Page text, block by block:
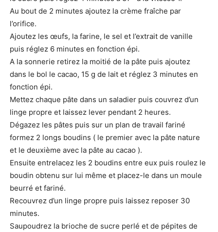
Au bout de 2 minutes ajoutez la crème fraîche par
l’orifice.
Ajoutez les œufs, la farine, le sel et l’extrait de vanille
puis réglez 6 minutes en fonction épi.
A la sonnerie retirez la moitié de la pâte puis ajoutez
dans le bol le cacao, 15 g de lait et réglez 3 minutes en
fonction épi.
Mettez chaque pâte dans un saladier puis couvrez d’un
linge propre et laissez lever pendant 2 heures.
Dégazez les pâtes puis sur un plan de travail fariné
formez 2 longs boudins ( le premier avec la pâte nature
et le deuxième avec la pâte au cacao ).
Ensuite entrelacez les 2 boudins entre eux puis roulez le
boudin obtenu sur lui même et placez-le dans un moule
beurré et fariné.
Recouvrez d’un linge propre puis laissez reposer 30
minutes.
Saupoudrez la brioche de sucre perlé et de pépites de